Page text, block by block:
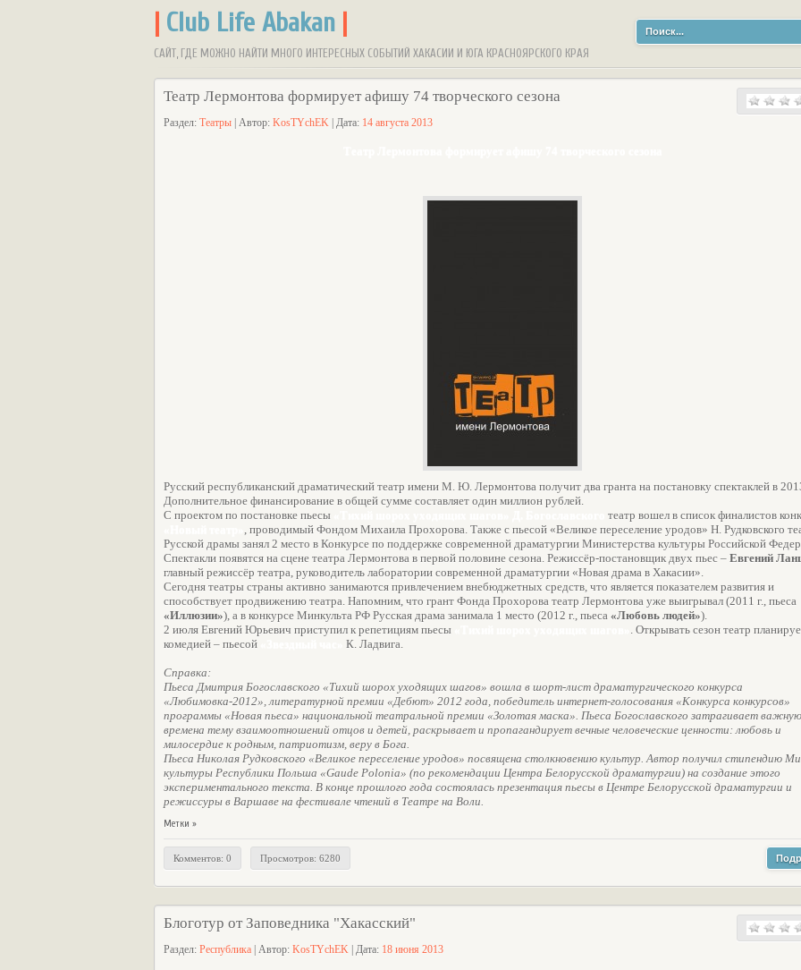
Club Life Abakan
САЙТ, ГДЕ МОЖНО НАЙТИ МНОГО ИНТЕРЕСНЫХ СОБЫТИЙ ХАКАСИИ И ЮГА КРАСНОЯРСКОГО КРАЯ
Театр Лермонтова формирует афишу 74 творческого сезона
Раздел: Театры | Автор: KosTYchEK | Дата: 14 августа 2013
Русский республиканский драматический театр имени М. Ю. Лермонтова получит два гранта на постановку спектаклей в
Дополнительное финансирование в общей сумме составляет один миллион рублей.
С проектом по постановке пьесы
театр вошел в список финалистов
, проводимый Фондом Михаила Прохорова. Также с пьесой «Великое переселение уродов» Н. Рудковского
Русской драмы занял 2 место в Конкурсе по поддержке современной драматургии Министерства культуры Российской
Спектакли появятся на сцене театра Лермонтова в первой половине сезона. Режиссёр-постановщик двух пьес – Евгений
главный режиссёр театра, руководитель лаборатории современной драматургии «Новая драма в Хакасии».
Сегодня театры страны активно занимаются привлечением внебюджетных средств, что является показателем развития и
способствует продвижению театра. Напомним, что грант Фонда Прохорова театр Лермонтова уже выигрывал (2011 г., пьеса
«Иллюзии»), а в конкурсе Минкульта РФ Русская драма занимала 1 место (2012 г., пьеса «Любовь людей»).
2 июля Евгений Юрьевич приступил к репетициям пьесы
. Открывать сезон театр
комедией – пьесой
К. Ладвига.
Справка:
Пьеса Дмитрия Богославского «Тихий шорох уходящих шагов» вошла в шорт-лист драматургического конкурса
«Любимовка-2012», литературной премии «Дебют» 2012 года, победитель интернет-голосования «Конкурса конкурсов»
программы «Новая пьеса» национальной театральной премии «Золотая маска». Пьеса Богославского затрагивает
времена тему взаимоотношений отцов и детей, раскрывает и пропагандирует вечные человеческие ценности: любовь и
милосердие к родным, патриотизм, веру в Бога.
Пьеса Николая Рудковского «Великое переселение уродов» посвящена столкновению культур. Автор получил стипендию
культуры Республики Польша «Gaude Polonia» (по рекомендации Центра Белорусской драматургии) на создание этого
экспериментального текста. В конце прошлого года состоялась презентация пьесы в Центре Белорусской драматургии и
режиссуры в Варшаве на фестивале чтений в Театре на Воли.
Метки »
Комментов: 0 Просмотров: 6280
Блоготур от Заповедника "Хакасский"
Раздел: Республика | Автор: KosTYchEK | Дата: 18 июня 2013